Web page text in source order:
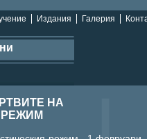
Издания Галерия
НА